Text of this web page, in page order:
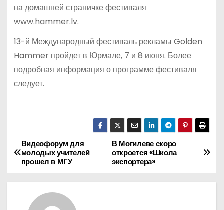
на домашней страничке фестиваля
www.hammer.lv.
13-й Международный фестиваль рекламы Golden
Hammer пройдет в Юрмале, 7 и 8 июня. Более
подробная информация о программе фестиваля
следует.
Н
а
В Могилеве скоро
откроется «Школа
экспортера»
Видеофорум для
молодых учителей
прошел в МГУ